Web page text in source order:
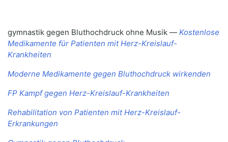
gymnastik gegen Bluthochdruck ohne Musik — Kostenlose
Medikamente für Patienten mit Herz-Kreislauf-
Krankheiten
Moderne Medikamente gegen Bluthochdruck wirkenden
FP Kampf gegen Herz-Kreislauf-Krankheiten
Rehabilitation von Patienten mit Herz-Kreislauf-
Erkrankungen